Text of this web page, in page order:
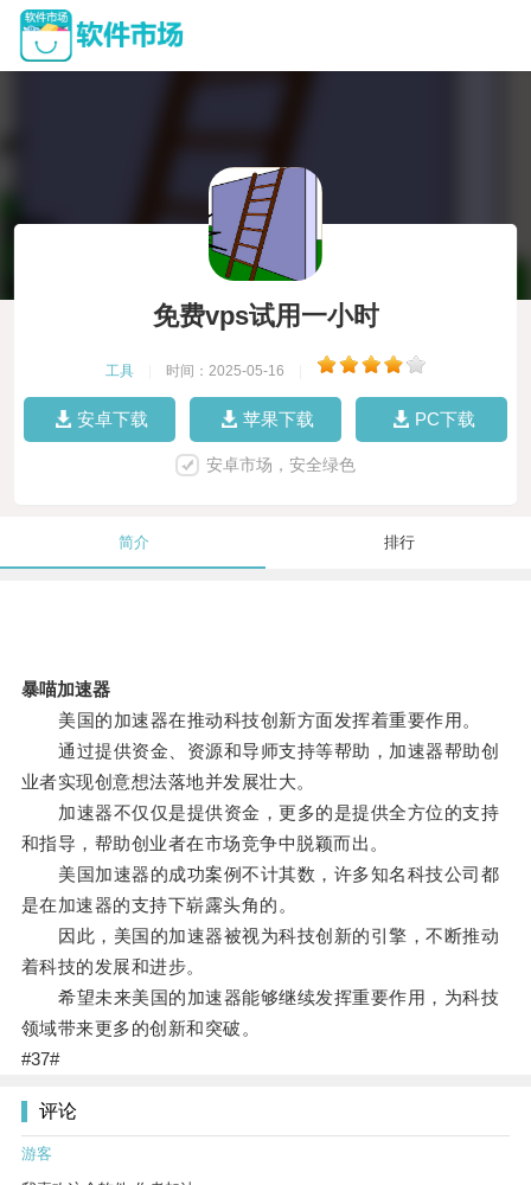
免费vps试用一小时
工具 时间：2025-05-16
安卓下载 苹果下载 PC下载
安卓市场，安全绿色
简介 排行
暴喵加速器
美国的加速器在推动科技创新方面发挥着重要作用。
通过提供资金、资源和导师支持等帮助，加速器帮助创
业者实现创意想法落地并发展壮大。
加速器不仅仅是提供资金，更多的是提供全方位的支持
和指导，帮助创业者在市场竞争中脱颖而出。
美国加速器的成功案例不计其数，许多知名科技公司都
是在加速器的支持下崭露头角的。
因此，美国的加速器被视为科技创新的引擎，不断推动
着科技的发展和进步。
希望未来美国的加速器能够继续发挥重要作用，为科技
领域带来更多的创新和突破。
#37#
评论
游客